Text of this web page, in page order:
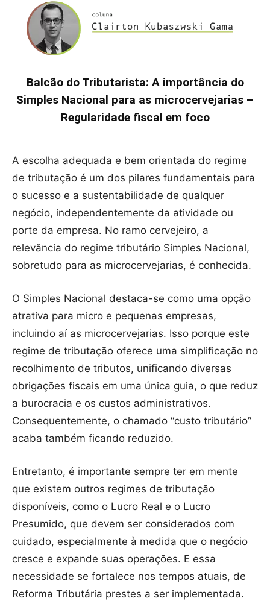
Balcão do Tributarista: A importância do
Simples Nacional para as microcervejarias –
Regularidade fiscal em foco
A escolha adequada e bem orientada do regime
de tributação é um dos pilares fundamentais para
o sucesso e a sustentabilidade de qualquer
negócio, independentemente da atividade ou
porte da empresa. No ramo cervejeiro, a
relevância do regime tributário Simples Nacional,
sobretudo para as microcervejarias, é conhecida.
O Simples Nacional destaca-se como uma opção
atrativa para micro e pequenas empresas,
incluindo aí as microcervejarias. Isso porque este
regime de tributação oferece uma simplificação no
recolhimento de tributos, unificando diversas
obrigações fiscais em uma única guia, o que reduz
a burocracia e os custos administrativos.
Consequentemente, o chamado “custo tributário”
acaba também ficando reduzido.
Entretanto, é importante sempre ter em mente
que existem outros regimes de tributação
disponíveis, como o Lucro Real e o Lucro
Presumido, que devem ser considerados com
cuidado, especialmente à medida que o negócio
cresce e expande suas operações. E essa
necessidade se fortalece nos tempos atuais, de
Reforma Tributária prestes a ser implementada.